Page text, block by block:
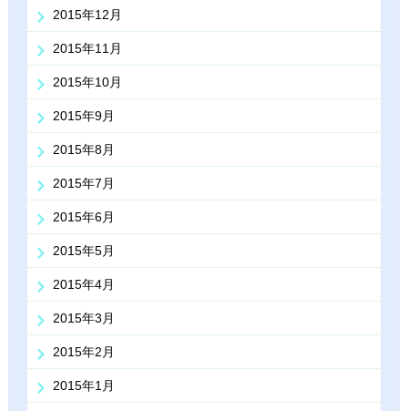
2015年12月
2015年11月
2015年10月
2015年9月
2015年8月
2015年7月
2015年6月
2015年5月
2015年4月
2015年3月
2015年2月
2015年1月